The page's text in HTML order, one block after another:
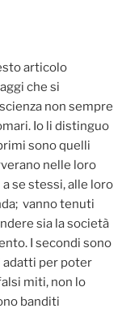
articolo
che si
non sempre
Io li distinguo
sono quelli
nelle loro
se stessi, alle loro
vanno tenuti
sia la società
I secondi sono
adatti per poter
miti, non lo
banditi